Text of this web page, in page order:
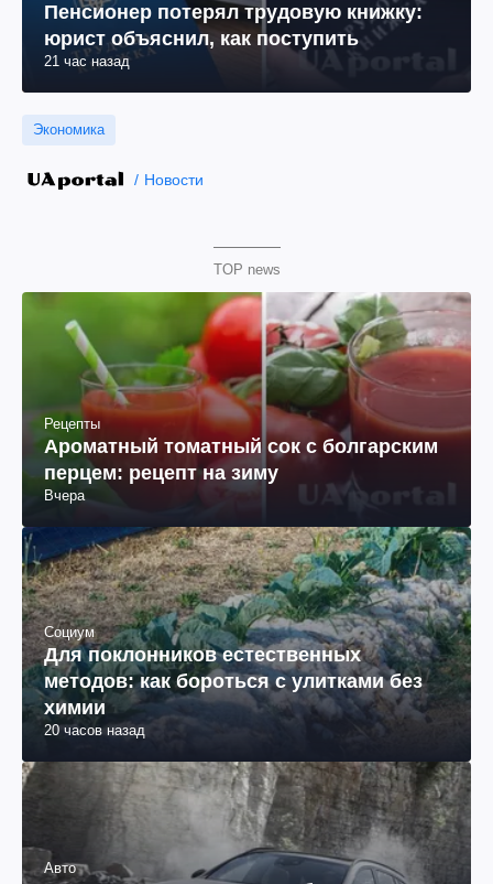
Пенсионер потерял трудовую книжку:
юрист объяснил, как поступить
21 час назад
Экономика
Новости
TOP news
Рецепты
Ароматный томатный сок с болгарским
перцем: рецепт на зиму
Вчера
Социум
Для поклонников естественных
методов: как бороться с улитками без
химии
20 часов назад
Авто